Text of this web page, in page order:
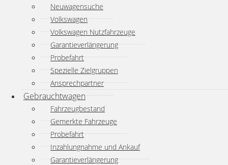
Neuwagensuche
Volkswagen
Volkswagen Nutzfahrzeuge
Garantieverlängerung
Probefahrt
Spezielle Zielgruppen
Ansprechpartner
Gebrauchtwagen
Fahrzeugbestand
Gemerkte Fahrzeuge
Probefahrt
Inzahlungnahme und Ankauf
Garantieverlängerung